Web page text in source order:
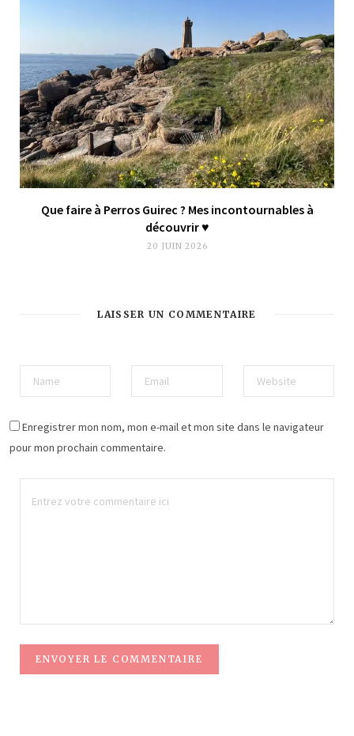
Que faire à Perros Guirec ? Mes incontournables à
découvrir ♥︎
20 JUIN 2026
LAISSER UN COMMENTAIRE
Enregistrer mon nom, mon e-mail et mon site dans le navigateur
pour mon prochain commentaire.